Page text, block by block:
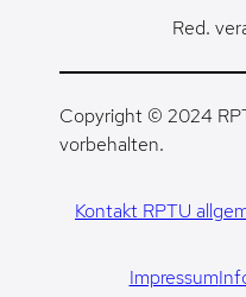
Red.
Copyright © 2024
vorbehalten.
Kontakt RPTU
Impressum